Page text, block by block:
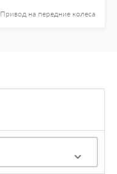
Привод на передние колеса